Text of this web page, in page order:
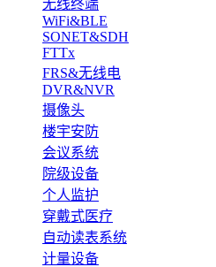
无线终端
WiFi&BLE
SONET&SDH
FTTx
FRS&无线电
DVR&NVR
摄像头
楼宇安防
会议系统
院级设备
个人监护
穿戴式医疗
自动读表系统
计量设备